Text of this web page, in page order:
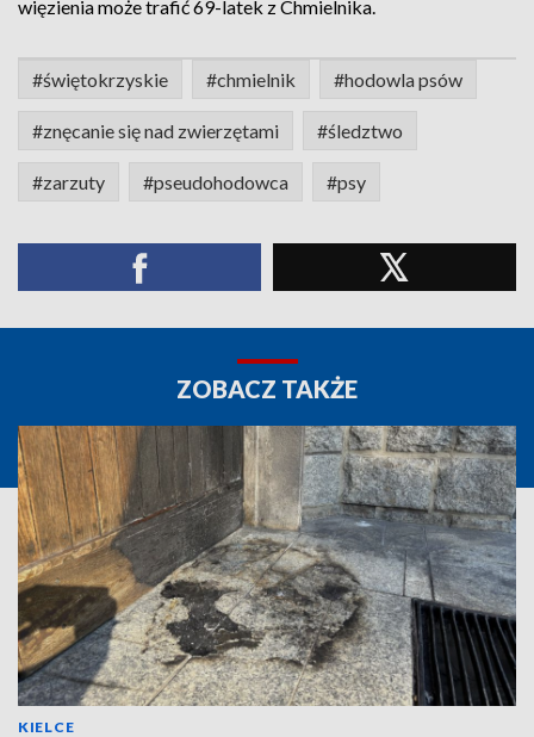
więzienia może trafić 69-latek z Chmielnika.
#świętokrzyskie #chmielnik #hodowla psów
#znęcanie się nad zwierzętami #śledztwo
#zarzuty #pseudohodowca #psy
ZOBACZ TAKŻE
KIELCE